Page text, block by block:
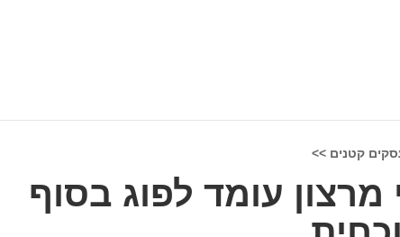
קטנים >>
מרצון עומד לפוג בסוף